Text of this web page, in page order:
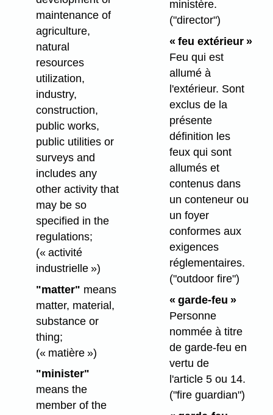
maintenance of
agriculture,
natural
resources
utilization,
industry,
construction,
public works,
public utilities or
surveys and
includes any
other activity that
may be so
specified in the
regulations;
(« activité
industrielle »)
"matter" means
matter, material,
substance or
thing;
(« matière »)
"minister"
means the
member of the
ministère.
("director")
« feu extérieur »
Feu qui est
allumé à
l'extérieur. Sont
exclus de la
présente
définition les
feux qui sont
allumés et
contenus dans
un conteneur ou
un foyer
conformes aux
exigences
réglementaires.
("outdoor fire")
« garde-feu »
Personne
nommée à titre
de garde-feu en
vertu de
l'article 5 ou 14.
("fire guardian")